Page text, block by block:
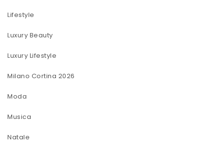
Lifestyle
Luxury Beauty
Luxury Lifestyle
Milano Cortina 2026
Moda
Musica
Natale